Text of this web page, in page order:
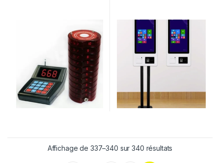
Affichage de 337–340 sur 340 résultats